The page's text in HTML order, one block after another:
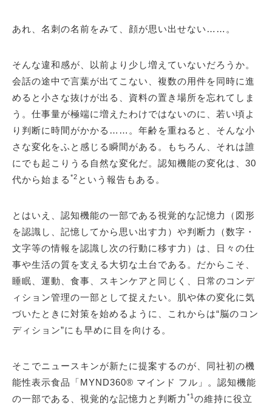
あれ、名刺の名前をみて、顔が思い出せない……。
そんな違和感が、以前より少し増えていないだろうか。
会話の途中で言葉が出てこない、複数の用件を同時に進
めると小さな抜けが出る、資料の置き場所を忘れてしま
う。仕事量が極端に増えたわけではないのに、若い頃よ
り判断に時間がかかる……。年齢を重ねると、そんな小
さな変化をふと感じる瞬間がある。もちろん、それは誰
にでも起こりうる自然な変化だ。認知機能の変化は、30
代から始まる *2 という報告もある。
とはいえ、認知機能の一部である視覚的な記憶力（図形
を認識し、記憶してから思い出す力）や判断力（数字・
文字等の情報を認識し次の行動に移す力）は、日々の仕
事や生活の質を支える大切な土台である。だからこそ、
睡眠、運動、食事、スキンケアと同じく、日常のコンデ
ィション管理の一部として捉えたい。肌や体の変化に気
づいたときに対策を始めるように、これからは“脳のコン
ディション”にも早めに目を向ける。
そこでニュースキンが新たに提案するのが、同社初の機
能性表示食品「MYND360® マインド フル」。認知機能
の一部である、視覚的な記憶力と判断力 *1 の維持に役立